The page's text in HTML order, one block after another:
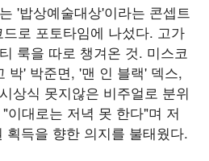
'밥상예술대상'이라는 콘셉트
로 포토타임에 나섰다. 고가
룩을 따로 챙겨온 것. 미스코
박' 박준면, '맨 인 블랙' 덱스,
상식 못지않은 비주얼로 분위
이대로는 저녁 못 한다"며 저
획득을 향한 의지를 불태웠다.